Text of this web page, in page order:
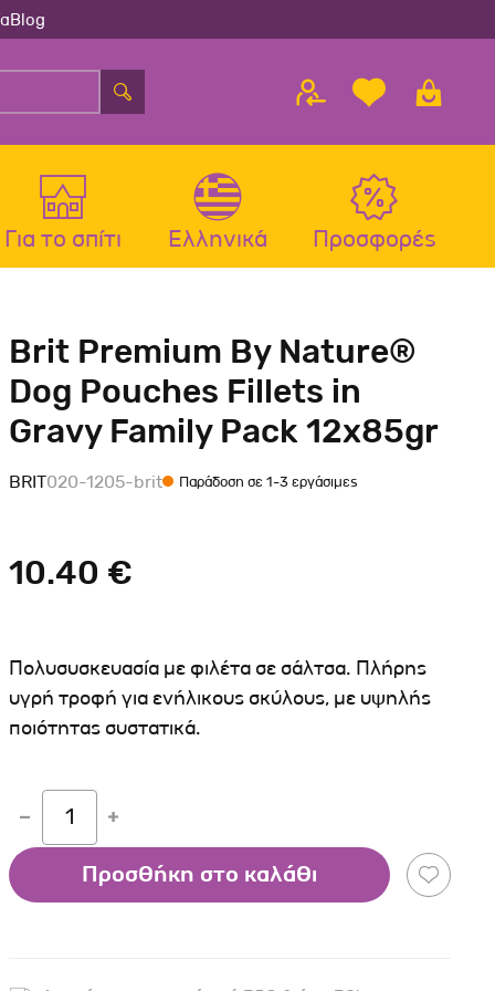
Blog
Μπολ-Ταιστρες-Ποτίστρες Σκύλου
Περιλαίμια Σκύλου
Σαμαράκια Σκύλου
Οδηγοί-Πτυσσόμενοι Οδηγοί
Παιχνίδια Σκύλου
Κουδουνάκια Σκύλου
Εκπαίδευση Σκύλου
Μπολ-Ταιστρες-Ποτίστρες Γάτας
Περιλαίμια-Σαμαράκια Γάτας
Παιχνίδια Γάτας
Ονυχοδρόμια Γάτας
Για το σπίτι Ελληνικά Προσφορές
Brit Premium By Nature®
Dog Pouches Fillets in
Gravy Family Pack 12x85gr
BRIT020-1205-brit Παράδοση σε 1-3 εργάσιμες
10.40 €
Πολυσυσκευασία με φιλέτα σε σάλτσα. Πλήρης
υγρή τροφή για ενήλικους σκύλους, με υψηλής
ποιότητας συστατικά.
1
Προσθήκη στο καλάθι